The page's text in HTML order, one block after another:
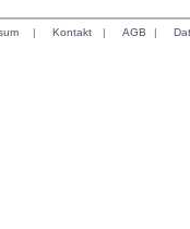
| Kontakt | AGB |